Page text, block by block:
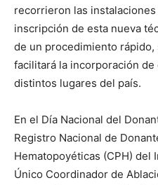
recorrieron las
inscripción de esta nueva
de un procedimiento
facilitará la incorporación
distintos lugares del país.
En el Día Nacional del
Registro Nacional de
Hematopoyéticas (CPH) del
Único Coordinador de